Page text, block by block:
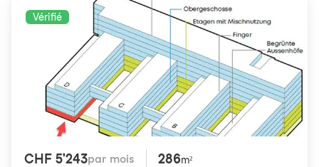
Vérifié
CHF 5'243par mois 286m²